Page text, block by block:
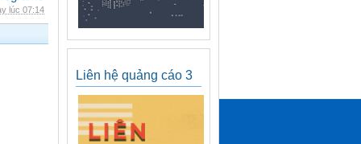
lúc 07:14
Liên hệ quảng cáo 3